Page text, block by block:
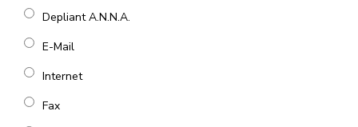
Depliant A.N.N.A.
E-Mail
Internet
Fax